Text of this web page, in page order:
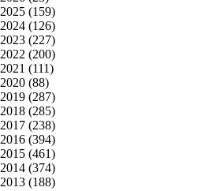
2025 (159)
2024 (126)
2023 (227)
2022 (200)
2021 (111)
2020 (88)
2019 (287)
2018 (285)
2017 (238)
2016 (394)
2015 (461)
2014 (374)
2013 (188)